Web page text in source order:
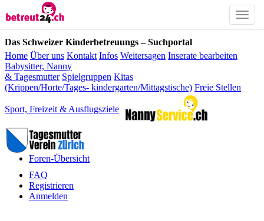
Toggle
Das Schweizer Kinderbetreuungs – Suchportal
Home Über uns Kontakt Infos Weitersagen Inserate bearbeiten
Babysitter, Nanny
& Tagesmutter Spielgruppen Kitas
(Krippen/Horte/Tages- kindergarten/Mittagstische) Freie Stellen
Sport, Freizeit & Ausflugsziele
Foren-Übersicht
FAQ
Registrieren
Anmelden